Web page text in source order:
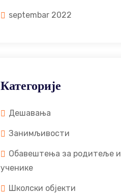
septembar 2022
Категорије
Дешавања
Занимљивости
Обавештења за родитеље и
ученике
Школски објекти